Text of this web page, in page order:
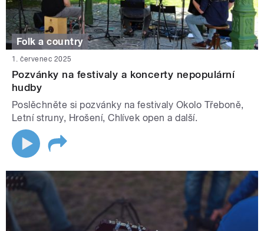
Folk a country
1. červenec 2025
Pozvánky na festivaly a koncerty nepopulární
hudby
Poslěchněte si pozvánky na festivaly Okolo Třeboně,
Letní struny, Hrošení, Chlívek open a další.